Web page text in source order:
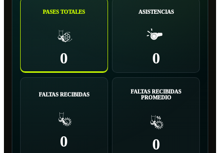
PASES TOTALES
0
ASISTENCIAS
0
FALTAS RECIBIDAS
0
FALTAS RECIBIDAS
PROMEDIO
0